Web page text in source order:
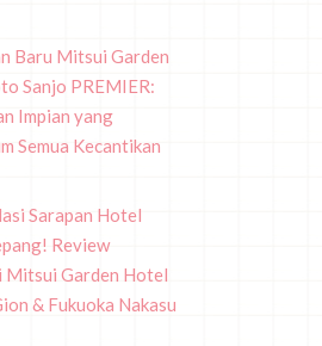
Baru Mitsui Garden
Sanjo PREMIER:
Impian yang
Semua Kecantikan
Sarapan Hotel
Review
Mitsui Garden Hotel
& Fukuoka Nakasu